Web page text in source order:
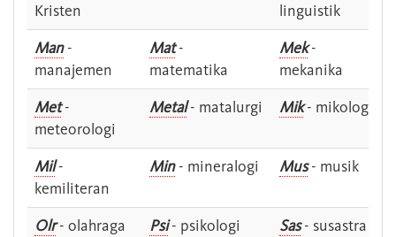
Kristen
linguistik
Man-
manajemen
Mat-
matematika
Mek-
mekanika
Met-
meteorologi
Metal- matalurgi Mik- mikologi
Mil-
kemiliteran
Min- mineralogi Mus- musik
Olr- olahraga Psi- psikologi Sas- susastra -